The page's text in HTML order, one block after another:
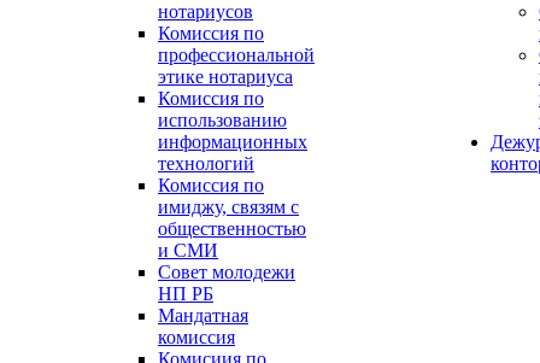
нотариусов
Комиссия по
профессиональной
этике нотариуса
Комиссия по
использованию
информационных
технологий
Комиссия по
имиджу, связям с
общественностью
и СМИ
Совет молодежи
НП РБ
Мандатная
комиссия
Комисиия по